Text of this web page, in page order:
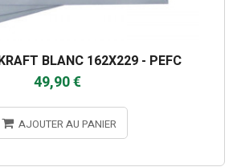
BLANC 162X229 - PEFC
49,90 €
AJOUTER AU PANIER